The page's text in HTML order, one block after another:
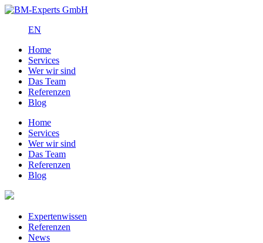
EN
Home
Services
Wer wir sind
Das Team
Referenzen
Blog
Home
Services
Wer wir sind
Das Team
Referenzen
Blog
Expertenwissen
Referenzen
News